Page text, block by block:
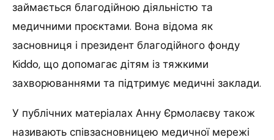
займається благодійною діяльністю та
медичними проєктами. Вона відома як
засновниця і президент благодійного фонду
Kiddo, що допомагає дітям із тяжкими
захворюваннями та підтримує медичні заклади.
У публічних матеріалах Анну Єрмолаєву також
називають співзасновницею медичної мережі